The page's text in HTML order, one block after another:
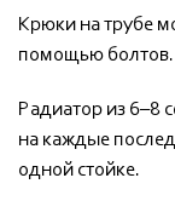
Крюки на трубе
помощью болтов.
Радиатор из 6–8
на каждые
одной стойке.